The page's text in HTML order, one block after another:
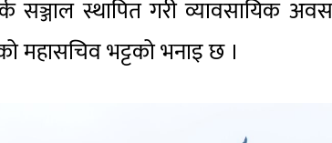
सञ्जाल स्थापित गरी व्यावसायिक
महासचिव भट्टको भनाइ छ ।